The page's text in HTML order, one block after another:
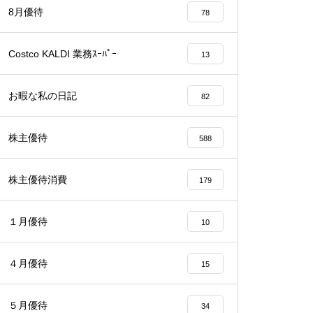
8月優待 78
Costco KALDI 業務ｽｰﾊﾟｰ 13
お暇な私の日記 82
株主優待 588
株主優待消費 179
１月優待 10
４月優待 15
５月優待 34